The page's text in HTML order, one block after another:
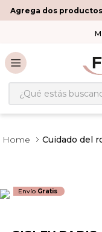
Agrega dos
¿Qué estás
Cuidado del
Envío Gratis